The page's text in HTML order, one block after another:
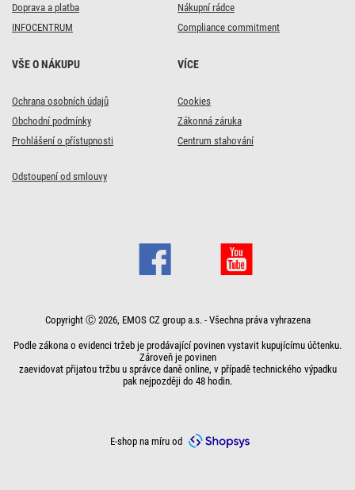
Doprava a platba
INFOCENTRUM
Nákupní rádce
Compliance commitment
VŠE O NÁKUPU
Ochrana osobních údajů
Obchodní podmínky
Prohlášení o přístupnosti
VÍCE
Cookies
Zákonná záruka
Centrum stahování
Odstoupení od smlouvy
Copyright Ⓒ 2026, EMOS CZ group a.s. - Všechna práva vyhrazena
Podle zákona o evidenci tržeb je prodávající povinen vystavit kupujícímu účtenku.
Zároveň je povinen
zaevidovat přijatou tržbu u správce daně online, v případě technického výpadku
pak nejpozději do 48 hodin.
E-shop na míru od